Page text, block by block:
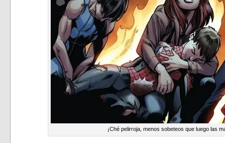
¡Ché pelirroja, menos sobeteos que luego las